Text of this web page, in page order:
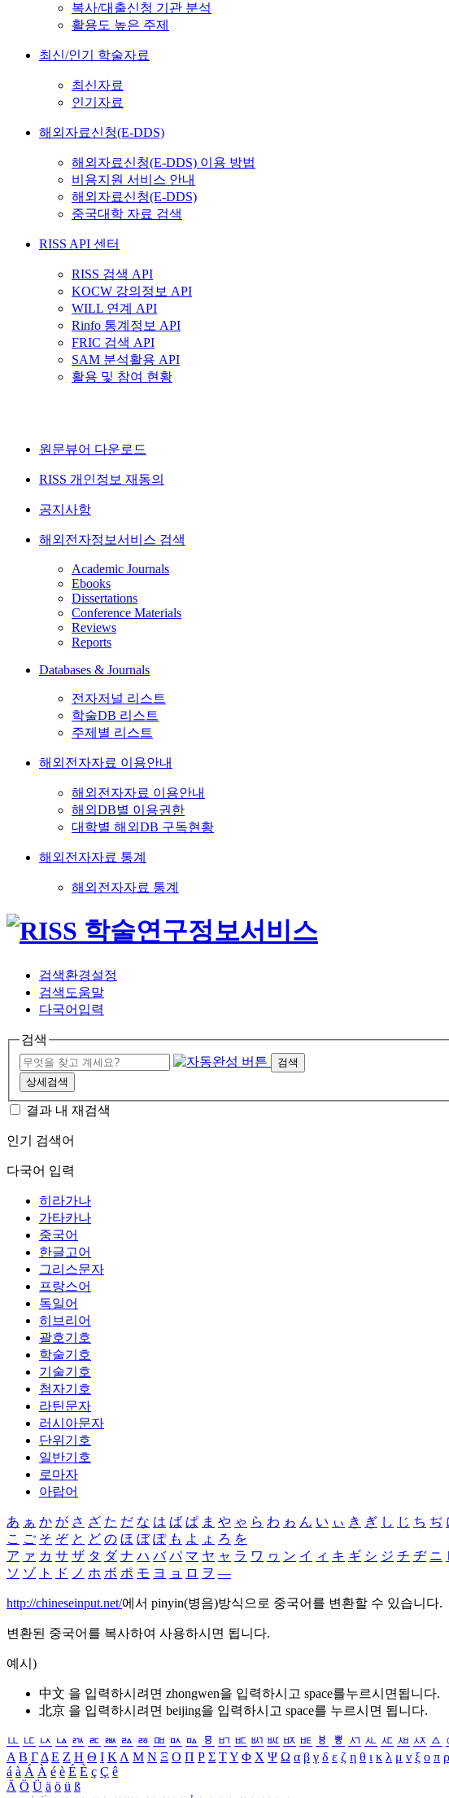
복사/대출신청 기관 분석
활용도 높은 주제
최신/인기 학술자료
최신자료
인기자료
해외자료신청(E-DDS)
해외자료신청(E-DDS) 이용 방법
비용지원 서비스 안내
해외자료신청(E-DDS)
중국대학 자료 검색
RISS API 센터
RISS 검색 API
KOCW 강의정보 API
WILL 연계 API
Rinfo 통계정보 API
FRIC 검색 API
SAM 분석활용 API
활용 및 참여 현황
원문뷰어 다운로드
RISS 개인정보 재동의
공지사항
해외전자정보서비스 검색
Academic Journals
Ebooks
Dissertations
Conference Materials
Reviews
Reports
Databases & Journals
전자저널 리스트
학술DB 리스트
주제별 리스트
해외전자자료 이용안내
해외전자자료 이용안내
해외DB별 이용권한
대학별 해외DB 구독현황
해외전자자료 통계
해외전자자료 통계
검색환경설정
검색도움말
다국어입력
검색
검색
상세검색
결과 내 재검색
인기 검색어
다국어 입력
히라가나
가타카나
중국어
한글고어
그리스문자
프랑스어
독일어
히브리어
괄호기호
학술기호
기술기호
첨자기호
라틴문자
러시아문자
단위기호
일반기호
로마자
아랍어
あ ぁ か が さ ざ た だ な は ば ぱ ま や ゃ ら わ ゎ ん い ぃ き ぎ し じ ち ぢ
こ ご そ ぞ と ど の ほ ぼ ぽ も よ ょ ろ を
ア ァ カ サ ザ タ ダ ナ ハ バ パ マ ヤ ャ ラ ワ ヮ ン イ ィ キ ギ シ ジ チ ヂ ニ
ソ ゾ ト ド ノ ホ ボ ポ モ ヨ ョ ロ ヲ ―
http://chineseinput.net/에서 pinyin(병음)방식으로 중국어를 변환할 수 있습니다.
변환된 중국어를 복사하여 사용하시면 됩니다.
예시)
中文 을 입력하시려면 zhongwen을 입력하시고 space를누르시면됩니다.
北京 을 입력하시려면 beijing을 입력하시고 space를 누르시면 됩니다.
ㅥ ㅦ ㅧ ㅨ ㅩ ㅪ ㅫ ㅬ ㅭ ㅮ ㅯ ㅰ ㅱ ㅲ ㅳ ㅴ ㅵ ㅶ ㅷ ㅸ ㅹ ㅺ ㅻ ㅼ ㅽ ㅾ ㅿ
Α Β ΓΔ Ε Ζ Η Θ Ι ΚΛ Μ Ν Ξ Ο Π Ρ Σ ΤΥ Φ Χ Ψ Ω α β γ δ ε ζ η θ ι κ λ μ ν ξ ο π ρ
á à Á À é è É È ç Ç ê
Ä Ö Ü ä ö ü ß